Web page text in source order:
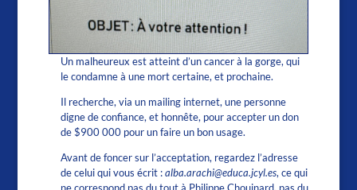
Un malheureux est atteint d’un cancer à la gorge, qui
le condamne à une mort certaine, et prochaine.
Il recherche, via un mailing internet, une personne
digne de confiance, et honnête, pour accepter un don
de $900 000 pour un faire un bon usage.
Avant de foncer sur l’acceptation, regardez l’adresse
de celui qui vous écrit :alba.arachi@educa.jcyl.es, ce qui